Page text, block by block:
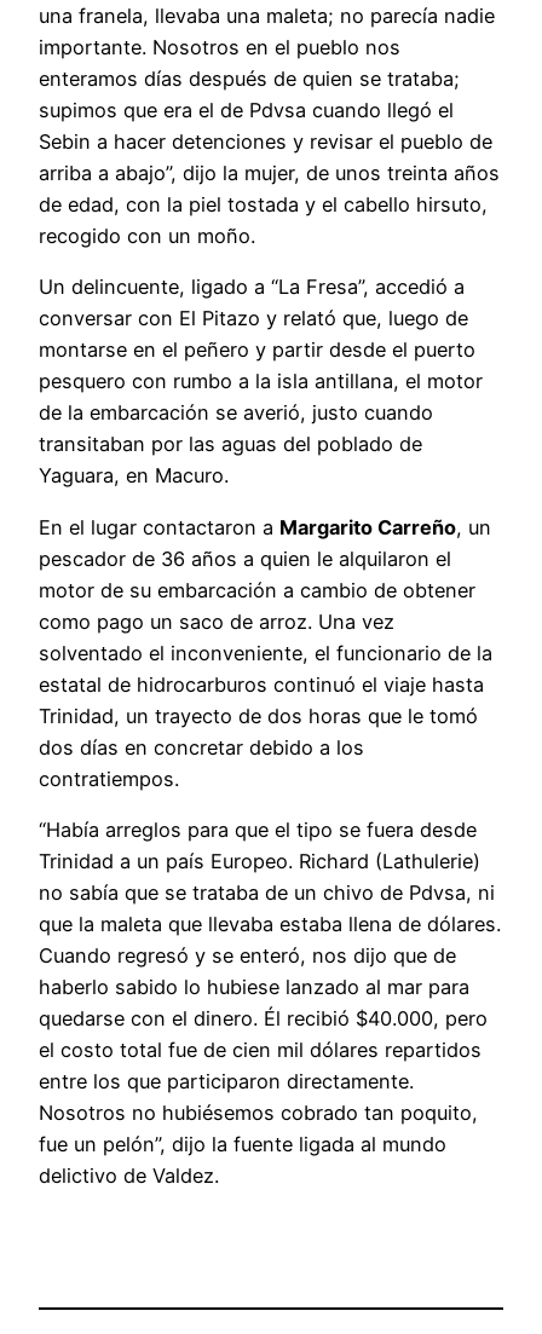
una franela, llevaba una maleta; no parecía nadie
importante. Nosotros en el pueblo nos
enteramos días después de quien se trataba;
supimos que era el de Pdvsa cuando llegó el
Sebin a hacer detenciones y revisar el pueblo de
arriba a abajo”, dijo la mujer, de unos treinta años
de edad, con la piel tostada y el cabello hirsuto,
recogido con un moño.
Un delincuente, ligado a “La Fresa”, accedió a
conversar con El Pitazo y relató que, luego de
montarse en el peñero y partir desde el puerto
pesquero con rumbo a la isla antillana, el motor
de la embarcación se averió, justo cuando
transitaban por las aguas del poblado de
Yaguara, en Macuro.
En el lugar contactaron a Margarito Carreño, un
pescador de 36 años a quien le alquilaron el
motor de su embarcación a cambio de obtener
como pago un saco de arroz. Una vez
solventado el inconveniente, el funcionario de la
estatal de hidrocarburos continuó el viaje hasta
Trinidad, un trayecto de dos horas que le tomó
dos días en concretar debido a los
contratiempos.
“Había arreglos para que el tipo se fuera desde
Trinidad a un país Europeo. Richard (Lathulerie)
no sabía que se trataba de un chivo de Pdvsa, ni
que la maleta que llevaba estaba llena de dólares.
Cuando regresó y se enteró, nos dijo que de
haberlo sabido lo hubiese lanzado al mar para
quedarse con el dinero. Él recibió $40.000, pero
el costo total fue de cien mil dólares repartidos
entre los que participaron directamente.
Nosotros no hubiésemos cobrado tan poquito,
fue un pelón”, dijo la fuente ligada al mundo
delictivo de Valdez.